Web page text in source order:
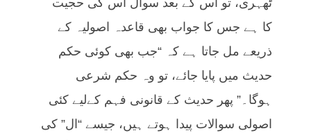
کا ہے جس کا جواب بھی قاعدہ اصولیہ کے
ذریعے مل جاتا ہے کہ “جب بھی کوئی حکم
حدیث میں پایا جائے، تو وہ حکم شرعی
ہوگا۔” پھر حدیث کے قانونی فہم کےلیے کئی
اصولی سوالات پیدا ہوتے ہیں، جیسے “ال” کی